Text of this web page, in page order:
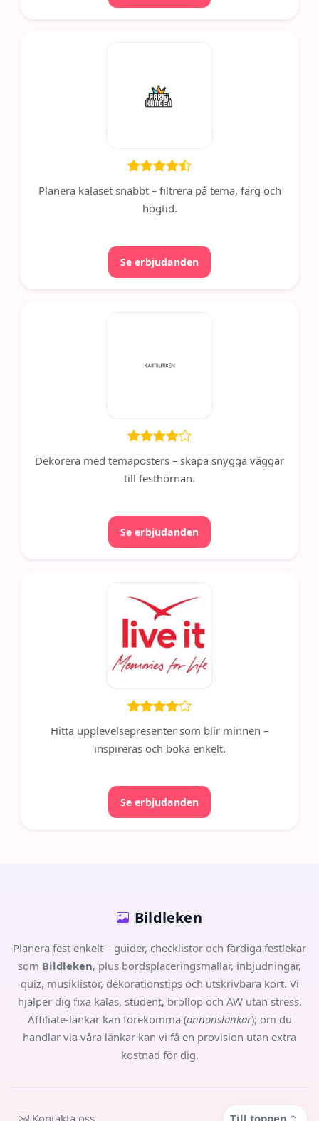
Planera kalaset snabbt – filtrera på tema, färg och
högtid.
Se erbjudanden
Dekorera med temaposters – skapa snygga väggar
till festhörnan.
Se erbjudanden
Hitta upplevelsepresenter som blir minnen –
inspireras och boka enkelt.
Se erbjudanden
Bildleken
Planera fest enkelt – guider, checklistor och färdiga festlekar
som Bildleken, plus bordsplaceringsmallar, inbjudningar,
quiz, musiklistor, dekorationstips och utskrivbara kort. Vi
hjälper dig fixa kalas, student, bröllop och AW utan stress.
Affiliate-länkar kan förekomma (annonslänkar); om du
handlar via våra länkar kan vi få en provision utan extra
kostnad för dig.